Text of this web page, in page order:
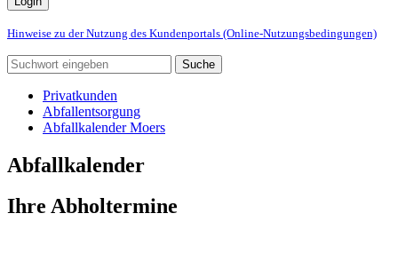
Hinweise zu der Nutzung des Kundenportals (Online-Nutzungsbedingungen)
Suche
Privatkunden
Abfallentsorgung
Abfallkalender Moers
Abfallkalender
Ihre Abholtermine